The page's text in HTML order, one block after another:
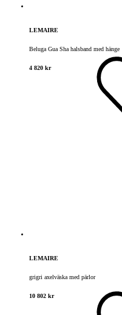
LEMAIRE
Beluga Gua Sha halsband med hänge
4 820 kr
LEMAIRE
grigri axelväska med pärlor
10 802 kr